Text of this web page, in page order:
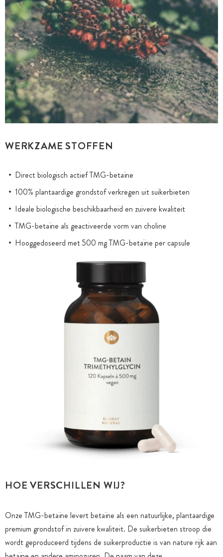
WERKZAME STOFFEN
Direct biologisch actief TMG-betaïne
100% plantaardige grondstof verkregen uit suikerbieten
Ideale biologische beschikbaarheid en zuivere kwaliteit
TMG-betaïne als geactiveerde vorm van choline
Hooggedoseerd met 500 mg TMG-betaïne per capsule
HOE VERSCHILLEN WIJ?
Onze TMG-betaïne levert betaïne als een natuurlijke, plantaardige
premium grondstof in zuivere kwaliteit. De suikerbieten stroop die
wordt geproduceerd tijdens de suikerproductie is van nature rijk aan